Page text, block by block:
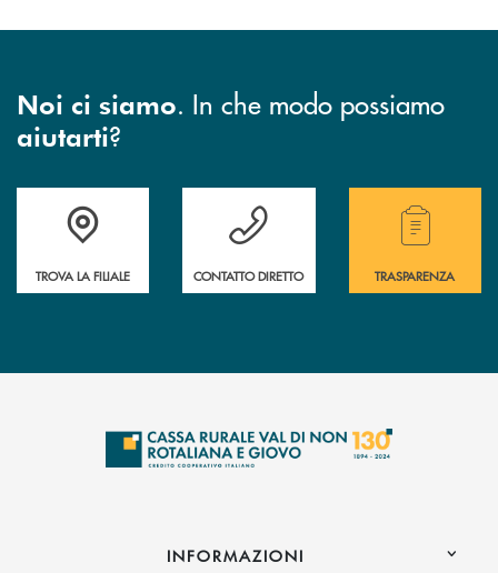
Noi ci siamo. In che modo possiamo
aiutarti?
Accedi all' elenco completo di indirizzo, telefono e mail delle nostre
TROVA LA FILIALE
Hai bisogno di assistenza immediata?
CONTATTO DIRETTO
Hai bisogno di
TRASPARENZA
INFORMAZIONI